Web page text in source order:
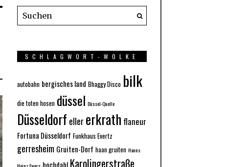
SCHLAGWORT-WOLKE
autobahn bergisches land Bhaggy Disco bilk
die toten hosen düssel Düssel-Quelle
Düsseldorf ellererkrath flaneur
Fortuna Düsseldorf Funkhaus Evertz
gerresheim Gruiten-Dorf haan gruiten Hanns
hochdahl Karolingerstraße